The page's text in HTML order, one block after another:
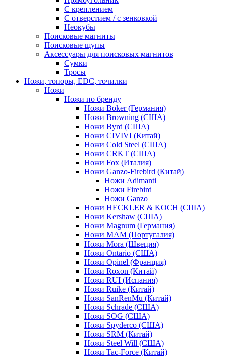
С креплением
С отверстием / с зенковкой
Неокубы
Поисковые магниты
Поисковые щупы
Аксессуары для поисковых магнитов
Сумки
Тросы
Ножи, топоры, EDC, точилки
Ножи
Ножи по бренду
Ножи Boker (Германия)
Ножи Browning (США)
Ножи Byrd (США)
Ножи CIVIVI (Китай)
Ножи Cold Steel (США)
Ножи CRKT (США)
Ножи Fox (Италия)
Ножи Ganzo-Firebird (Китай)
Ножи Adimanti
Ножи Firebird
Ножи Ganzo
Ножи HECKLER & KOCH (США)
Ножи Kershaw (США)
Ножи Magnum (Германия)
Ножи MAM (Португалия)
Ножи Mora (Швеция)
Ножи Ontario (США)
Ножи Opinel (Франция)
Ножи Roxon (Китай)
Ножи RUI (Испания)
Ножи Ruike (Китай)
Ножи SanRenMu (Китай)
Ножи Schrade (США)
Ножи SOG (США)
Ножи Spyderco (США)
Ножи SRM (Китай)
Ножи Steel Will (США)
Ножи Tac-Force (Китай)